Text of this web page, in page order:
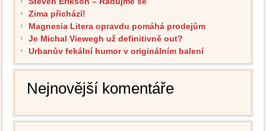
Zima přichází!
Magnesia Litera opravdu pomáhá prodejům
Je Michal Viewegh už definitivně out?
Urbanův fekální humor v originálním balení
Nejnovější komentáře